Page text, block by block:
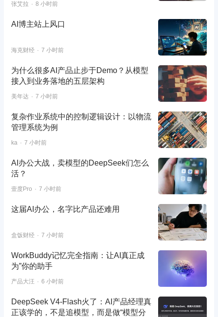
张艾拉 8 小时前
AI博主站上风口
海克财经 7 小时前
为什么很多AI产品止步于Demo？从模型
接入到业务落地的五层架构
美年达 7 小时前
复杂作业系统中的控制逻辑设计：以物流
管理系统为例
ka 7 小时前
AI办公大战，卖模型的DeepSeek们怎么
活？
壹度Pro 7 小时前
这届AI办公，名字比产品还难用
盒饭财经 7 小时前
WorkBuddy记忆完全指南：让AI真正成
为”你的助手
产品大汪 6 小时前
DeepSeek V4-Flash火了：AI产品经理真
正该学的，不是追模型，而是做“模型分